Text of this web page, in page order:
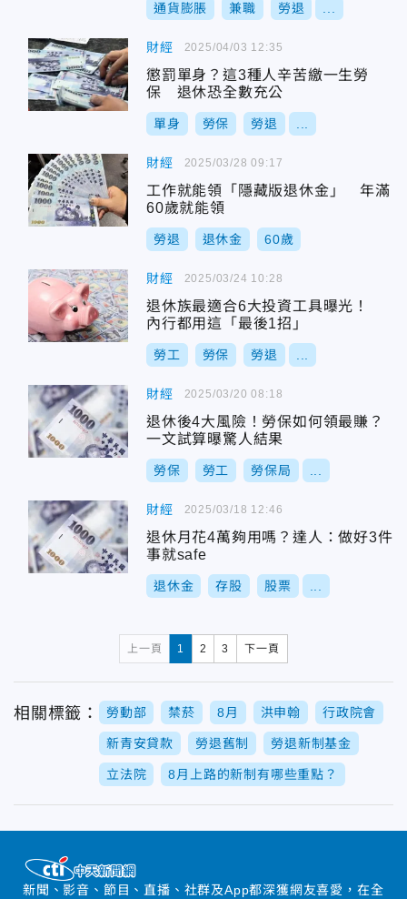
通貨膨脹 兼職 勞退
財經
懲罰單身？這3種人辛苦繳一生勞
保 退休恐全數充公
單身 勞保 勞退
2025/04/03 12:35
財經
工作就能領「隱藏版退休金」 年滿
60歲就能領
勞退 退休金 60歲
2025/03/28 09:17
財經
退休族最適合6大投資工具曝光！
內行都用這「最後1招」
勞工 勞保 勞退
2025/03/24 10:28
財經
退休後4大風險！勞保如何領最賺？
一文試算曝驚人結果
勞保 勞工 勞保局
2025/03/20 08:18
財經
退休月花4萬夠用嗎？達人：做好3件
事就safe
退休金 存股 股票
2025/03/18 12:46
上一頁 1 2 3 下一頁
相關標籤： 勞動部 禁菸 8月 洪申翰 行政院會
新青安貸款 勞退舊制 勞退新制基金
立法院 8月上路的新制有哪些重點？
新聞、影音、節目、直播、社群及App都深獲網友喜愛，在全